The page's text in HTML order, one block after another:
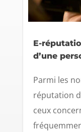
E-
d’une
Parmi les
réputation
ceux